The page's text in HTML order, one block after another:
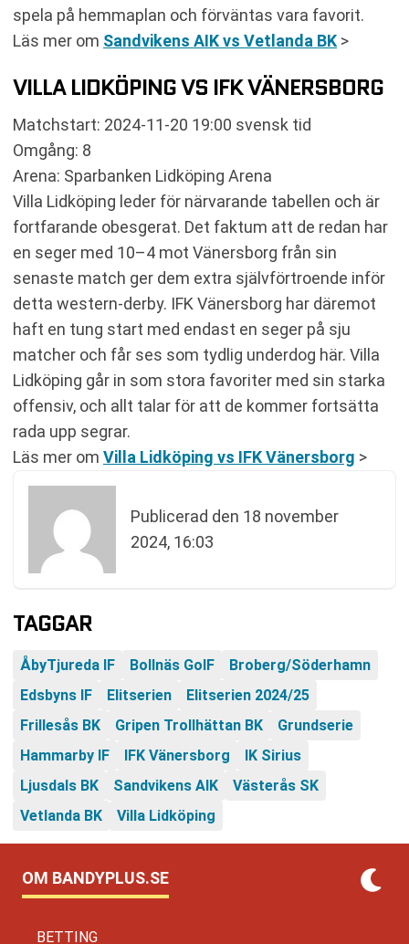
spela på hemmaplan och förväntas vara favorit.
Läs mer om Sandvikens AIK vs Vetlanda BK >
VILLA LIDKÖPING VS IFK VÄNERSBORG
Matchstart: 2024-11-20 19:00 svensk tid
Omgång: 8
Arena: Sparbanken Lidköping Arena
Villa Lidköping leder för närvarande tabellen och är
fortfarande obesgerat. Det faktum att de redan har
en seger med 10–4 mot Vänersborg från sin
senaste match ger dem extra självförtroende inför
detta western-derby. IFK Vänersborg har däremot
haft en tung start med endast en seger på sju
matcher och får ses som tydlig underdog här. Villa
Lidköping går in som stora favoriter med sin starka
offensiv, och allt talar för att de kommer fortsätta
rada upp segrar.
Läs mer om Villa Lidköping vs IFK Vänersborg >
Publicerad den 18 november
2024, 16:03
TAGGAR
ÅbyTjureda IF Bollnäs GoIF
Broberg/Söderhamn
Edsbyns IF
Elitserien
Elitserien 2024/25
Frillesås BK
Gripen Trollhättan BK
Grundserie
Hammarby IF
IFK Vänersborg
IK Sirius
Ljusdals BK
Sandvikens AIK
Västerås SK
Vetlanda BK
Villa Lidköping
OM BANDYPLUS.SE
BETTING